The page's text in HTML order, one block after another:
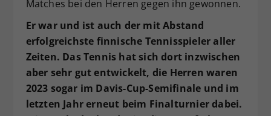
Matches bei den Herren gegen ihn gewonnen.
Er war und ist auch der mit Abstand
erfolgreichste finnische Tennisspieler aller
Zeiten. Das Tennis hat sich dort inzwischen
aber sehr gut entwickelt, die Herren waren
2023 sogar im Davis-Cup-Semifinale und im
letzten Jahr erneut beim Finalturnier dabei.